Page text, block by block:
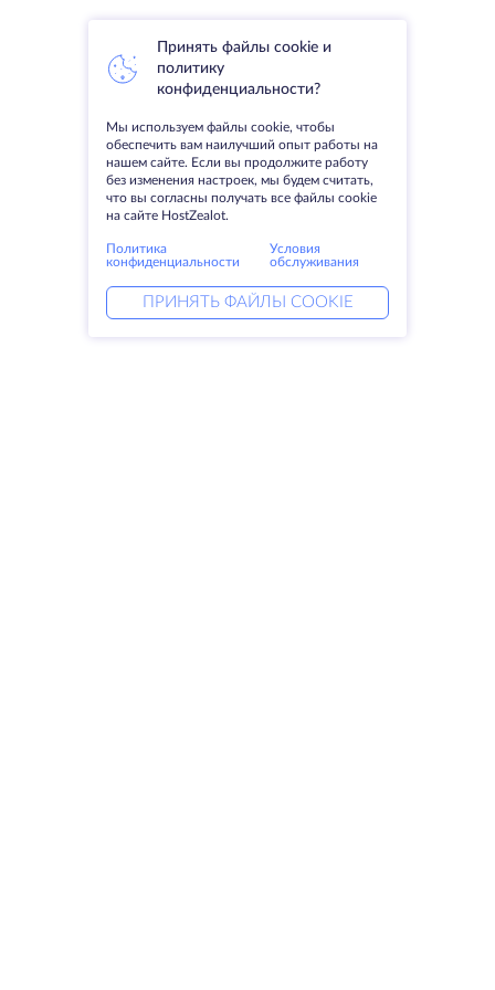
Принять файлы cookie и
политику
конфиденциальности?
Мы используем файлы cookie, чтобы
обеспечить вам наилучший опыт работы на
нашем сайте. Если вы продолжите работу
без изменения настроек, мы будем считать,
что вы согласны получать все файлы cookie
на сайте HostZealot.
Политика
конфиденциальности
Условия
обслуживания
ПРИНЯТЬ ФАЙЛЫ COOKIE